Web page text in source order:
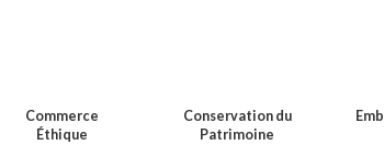
Commerce
Éthique
Conservation du
Patrimoine